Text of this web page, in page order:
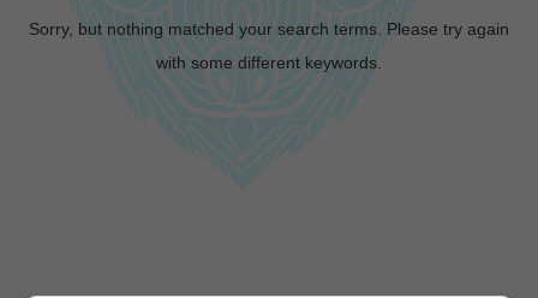
Sorry, but nothing matched your search terms. Please try again
with some different keywords.